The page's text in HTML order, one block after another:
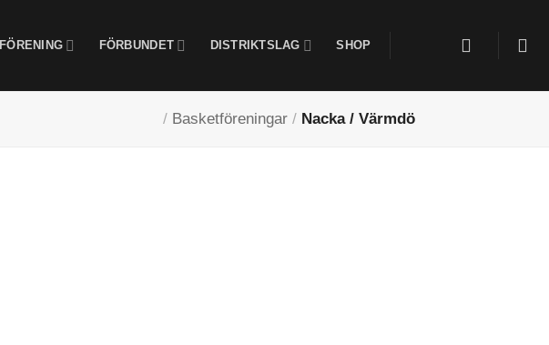
FÖRENING FÖRBUNDET DISTRIKTSLAG SHOP
/ Basketföreningar / Nacka / Värmdö